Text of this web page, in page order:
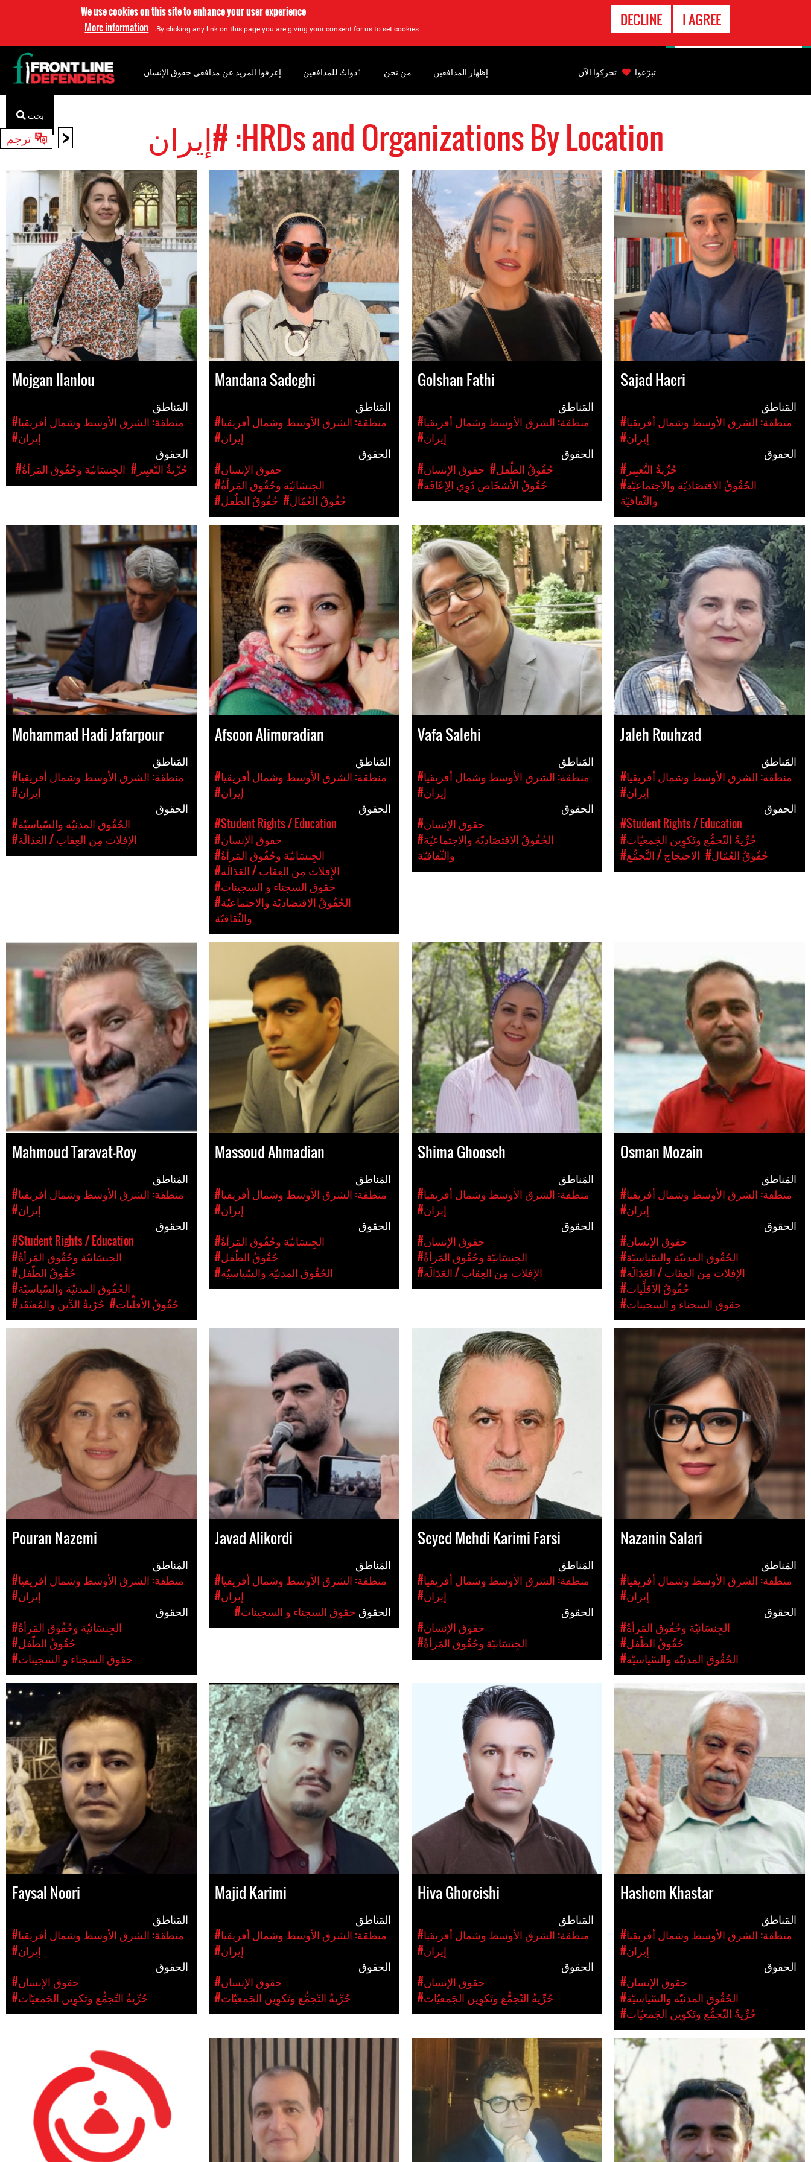
We use cookies on this site to enhance your user experience
By clicking any link on this page you are giving your consent for us to set cookies.
More information I AGREE
DECLINE
< ترجم HRDs and Organizations By Location: #إيران
Sajad Haeri
#منطقة: الشرق الأوسط وشمال أفريقيا
#إيران
#حُرِّيةُ التَّعبِير
#الحُقُوقُ الاقتصَاديّة والاجتماعيّة
والثّقافيّة
Golshan Fathi
#منطقة: الشرق الأوسط وشمال أفريقيا
#إيران
#حقوق الإنسان
#حُقُوقُ الطّفل
#حُقُوقُ الأشخَاص ذَوِي الِإعَاقَة
Mandana Sadeghi
#منطقة: الشرق الأوسط وشمال أفريقيا
#إيران
#حقوق الإنسان
#الجِنسَانيّة وحُقُوق المَرأةُ
#حُقُوقُ الطّفل
#حُقُوقُ العُمّال
Mojgan Ilanlou
#منطقة: الشرق الأوسط وشمال أفريقيا
#إيران
#الجِنسَانيّة وحُقُوق المَرأةُ
#حُرِّيةُ التَّعبِير
Jaleh Rouhzad
#منطقة: الشرق الأوسط وشمال أفريقيا
#إيران
#Student Rights / Education
#حُرِّيةُ التّجمُّع وتَكوِين الجَمعيّات
#الاحتِجَاج / التَّجمُّع
#حُقُوقُ العُمّال
Vafa Salehi
#منطقة: الشرق الأوسط وشمال أفريقيا
#إيران
#حقوق الإنسان
#الحُقُوقُ الاقتصَاديّة والاجتماعيّة
والثّقافيّة
Afsoon Alimoradian
#منطقة: الشرق الأوسط وشمال أفريقيا
#إيران
#Student Rights / Education
#حقوق الإنسان
#الجِنسَانيّة وحُقُوق المَرأةُ
#الإِفلات مِن العِقاب / العَدَالَة
#حقوق السجناء و السجينات
#الحُقُوقُ الاقتصَاديّة والاجتماعيّة
والثّقافيّة
Mohammad Hadi Jafarpour
#منطقة: الشرق الأوسط وشمال أفريقيا
#إيران
#الحُقُوق المدنيّة والسّياسيّة
#الإِفلات مِن العِقاب / العَدَالَة
Osman Mozain
#منطقة: الشرق الأوسط وشمال أفريقيا
#إيران
#حقوق الإنسان
#الحُقُوق المدنيّة والسّياسيّة
#الإِفلات مِن العِقاب / العَدَالَة
#حُقُوقُ الأقلِّيات
#حقوق السجناء و السجينات
Shima Ghooseh
#منطقة: الشرق الأوسط وشمال أفريقيا
#إيران
#حقوق الإنسان
#الجِنسَانيّة وحُقُوق المَرأةُ
#الإِفلات مِن العِقاب / العَدَالَة
Massoud Ahmadian
#منطقة: الشرق الأوسط وشمال أفريقيا
#إيران
#الجِنسَانيّة وحُقُوق المَرأةُ
#حُقُوقُ الطّفل
#الحُقُوق المدنيّة والسّياسيّة
Mahmoud Taravat-Roy
#منطقة: الشرق الأوسط وشمال أفريقيا
#إيران
#Student Rights / Education
#الجِنسَانيّة وحُقُوق المَرأةُ
#حُقُوقُ الطّفل
#الحُقُوق المدنيّة والسّياسيّة
#حُرّيةُ الدِّين والمُعتَقَد
#حُقُوقُ الأقلِّيات
Nazanin Salari
#منطقة: الشرق الأوسط وشمال أفريقيا
#إيران
#الجِنسَانيّة وحُقُوق المَرأةُ
#حُقُوقُ الطّفل
#الحُقُوق المدنيّة والسّياسيّة
Seyed Mehdi Karimi Farsi
#منطقة: الشرق الأوسط وشمال أفريقيا
#إيران
#حقوق الإنسان
#الجِنسَانيّة وحُقُوق المَرأةُ
Javad Alikordi
#منطقة: الشرق الأوسط وشمال أفريقيا
#إيران
#حقوق السجناء و السجينات
Pouran Nazemi
#منطقة: الشرق الأوسط وشمال أفريقيا
#إيران
#الجِنسَانيّة وحُقُوق المَرأةُ
#حُقُوقُ الطّفل
#حقوق السجناء و السجينات
Hashem Khastar
#منطقة: الشرق الأوسط وشمال أفريقيا
#إيران
#حقوق الإنسان
#الحُقُوق المدنيّة والسّياسيّة
#حُرِّيةُ التّجمُّع وتَكوِين الجَمعيّات
Hiva Ghoreishi
#منطقة: الشرق الأوسط وشمال أفريقيا
#إيران
#حقوق الإنسان
#حُرِّيةُ التّجمُّع وتَكوِين الجَمعيّات
Majid Karimi
#منطقة: الشرق الأوسط وشمال أفريقيا
#إيران
#حقوق الإنسان
#حُرِّيةُ التّجمُّع وتَكوِين الجَمعيّات
Faysal Noori
#منطقة: الشرق الأوسط وشمال أفريقيا
#إيران
#حقوق الإنسان
#حُرِّيةُ التّجمُّع وتَكوِين الجَمعيّات
إعرفوا المزيد عن مدافعي حقوق الإنسان ‏ٲدواتٌ للمدافعين من نحن إظهار المدافعين
بحث
تبرّعوا تحركوا الآن
الاتصال
بالطوارىء